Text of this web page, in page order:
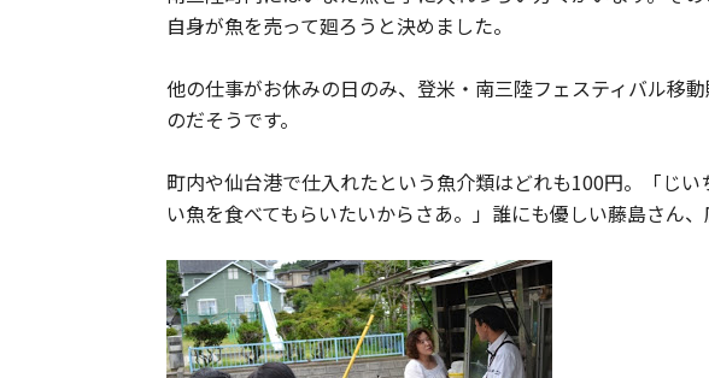
自身が魚を売って廻ろうと決めました。
他の仕事がお休みの日のみ、登米・南三陸フェスティバル移
のだそうです。
町内や仙台港で仕入れたという魚介類はどれも100円。「じ
い魚を食べてもらいたいからさあ。」誰にも優しい藤島さん、